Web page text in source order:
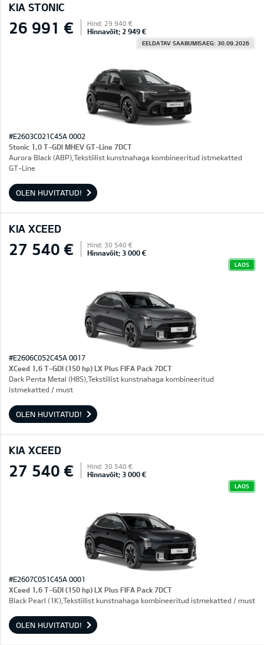
KIA STONIC
26 991 € Hind: 29 940 €
Hinnavõit: 2 949 €
EELDATAV SAABUMISAEG: 30.09.2026
#E2603C021C45A 0002
Stonic 1,0 T-GDI MHEV GT-Line 7DCT
Aurora Black (ABP),Tekstiilist kunstnahaga kombineeritud istmekatted
GT-Line
OLEN HUVITATUD!
KIA XCEED
27 540 € Hind: 30 540 €
Hinnavõit: 3 000 €
LAOS
#E2606C052C45A 0017
XCeed 1,6 T-GDI (150 hp) LX Plus FIFA Pack 7DCT
Dark Penta Metal (H8S),Tekstiilist kunstnahaga kombineeritud
istmekatted / must
OLEN HUVITATUD!
KIA XCEED
27 540 € Hind: 30 540 €
Hinnavõit: 3 000 €
LAOS
#E2607C051C45A 0001
XCeed 1,6 T-GDI (150 hp) LX Plus FIFA Pack 7DCT
Black Pearl (1K),Tekstiilist kunstnahaga kombineeritud istmekatted / must
OLEN HUVITATUD!